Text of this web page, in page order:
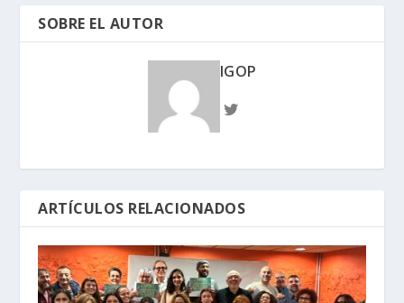
SOBRE EL AUTOR
IGOP
ARTÍCULOS RELACIONADOS